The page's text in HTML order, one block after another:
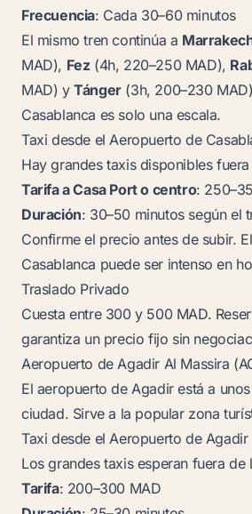
Frecuencia: Cada 30–60 minutos
El mismo tren continúa a
MAD), Fez(4h, 220–250 MAD),
MAD) yTánger(3h, 200–230
Casablanca es solo una escala.
Taxi desde el Aeropuerto de
Hay grandes taxis disponibles
Tarifa a Casa Port o centro:
Duración: 30–50 minutos según el
Confirme el precio antes de subir.
Casablanca puede ser intenso en
Traslado Privado
Cuesta entre 300 y 500 MAD.
garantiza un precio fijo sin
Aeropuerto de Agadir Al Massira
El aeropuerto de Agadir está a
ciudad. Sirve a la popular zona
Taxi desde el Aeropuerto de Agadir
Los grandes taxis esperan fuera de
Tarifa: 200–300 MAD